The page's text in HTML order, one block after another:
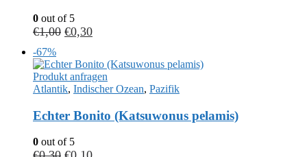
0 out of 5
€1,00 €0,30
-67%
Produkt anfragen
Atlantik, Indischer Ozean, Pazifik
Echter Bonito (Katsuwonus pelamis)
0 out of 5